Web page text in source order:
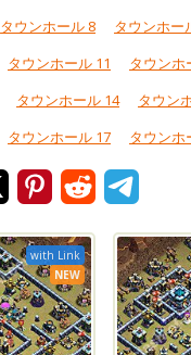
タウンホール 8
タウンホー
タウンホール 11
タウンホ
タウンホール 14
タウン
タウンホール 17 タウンホ
with Link
NEW